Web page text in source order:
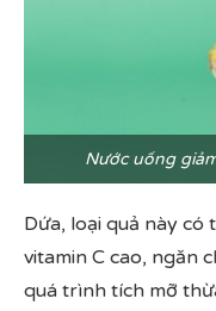
Nước uống
Dứa, loại quả này có
vitamin C cao, ngăn
quá trình tích mỡ